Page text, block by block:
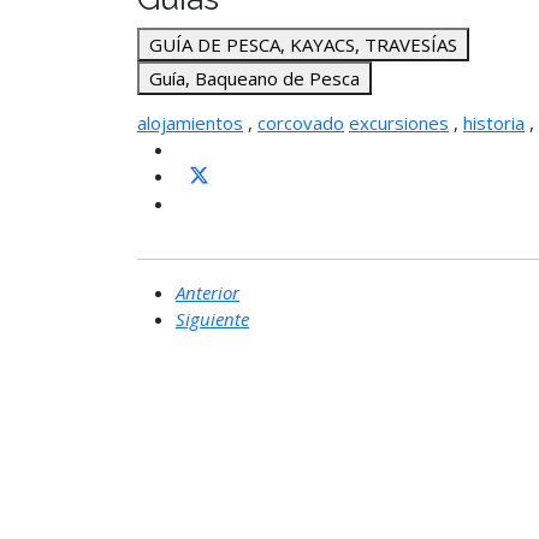
GUÍA DE PESCA, KAYACS, TRAVESÍAS
Guía, Baqueano de Pesca
alojamientos , corcovado excursiones , historia ,
Anterior
Siguiente